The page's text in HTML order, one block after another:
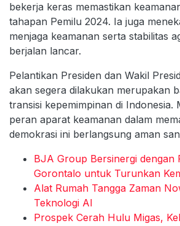
bekerja keras memastikan
tahapan Pemilu 2024. Ia juga
menjaga keamanan serta stabilitas
berjalan lancar.
Pelantikan Presiden dan Wakil
akan segera dilakukan merupakan
transisi kepemimpinan di
peran aparat keamanan dalam
demokrasi ini berlangsung aman
BJA Group Bersinergi dengan
Gorontalo untuk Turunkan
Alat Rumah Tangga Zaman
Teknologi AI
Prospek Cerah Hulu Migas,